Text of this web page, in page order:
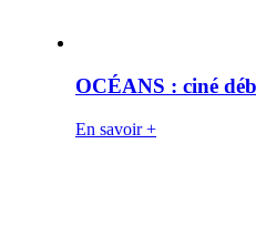
OCÉANS : ciné
En savoir +